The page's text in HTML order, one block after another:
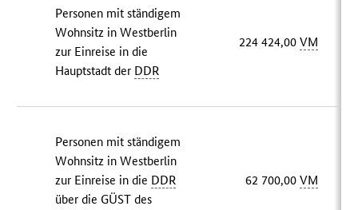
Personen mit ständigem
Wohnsitz in Westberlin
zur Einreise in die
Hauptstadt der DDR
224 424,00VM
Personen mit ständigem
Wohnsitz in Westberlin
zur Einreise in die DDR
über die GÜST des
62 700,00VM